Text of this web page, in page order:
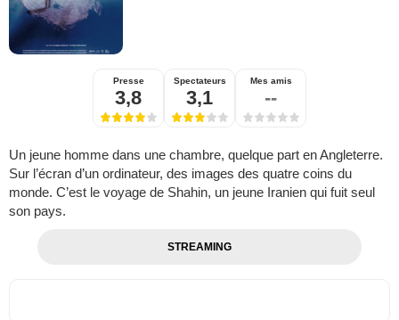
Presse
3,8
Spectateurs
3,1
Mes amis
--
Un jeune homme dans une chambre, quelque part en Angleterre.
Sur l’écran d’un ordinateur, des images des quatre coins du
monde. C’est le voyage de Shahin, un jeune Iranien qui fuit seul
son pays.
STREAMING